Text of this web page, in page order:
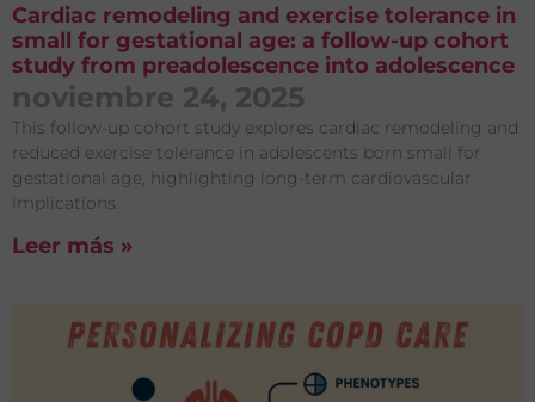
Cardiac remodeling and exercise tolerance in
small for gestational age: a follow-up cohort
study from preadolescence into adolescence
noviembre 24, 2025
This follow-up cohort study explores cardiac remodeling and
reduced exercise tolerance in adolescents born small for
gestational age, highlighting long-term cardiovascular
implications.
Leer más »